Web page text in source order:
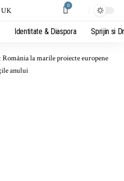
0
Identitate & Diaspora Sprijin si